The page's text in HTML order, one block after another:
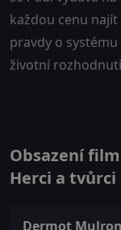
každou cenu
pravdy o
životní
Obsazení
Herci a tvůrci
Dermot